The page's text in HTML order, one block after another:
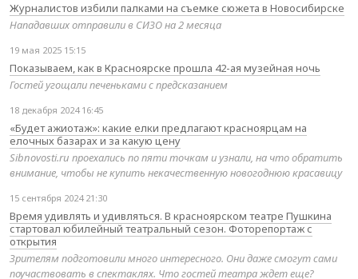
Журналистов избили палками на съемке сюжета в Новосибирске
Нападавших отправили в СИЗО на 2 месяца
19 мая 2025 15:15
Показываем, как в Красноярске прошла 42-ая музейная ночь
Гостей угощали печеньками с предсказанием
18 декабря 2024 16:45
«Будет ажиотаж»: какие елки предлагают красноярцам на
елочных базарах и за какую цену
Sibnovosti.ru проехались по пяти точкам и узнали, на что обратить
внимание, чтобы не купить некачественную новогоднюю красавицу
15 сентября 2024 21:30
Время удивлять и удивляться. В красноярском театре Пушкина
стартовал юбилейный театральный сезон. Фоторепортаж с
открытия
Зрителям подготовили много интересного. Они даже смогут сами
поучаствовать в спектаклях. Что гостей театра ждет еще?